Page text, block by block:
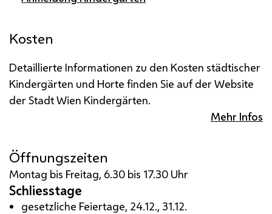
Kosten
Detaillierte Informationen zu den Kosten städtischer
Kindergärten und Horte finden Sie auf der Website
der Stadt Wien Kindergärten.
Mehr Infos
Öffnungszeiten
Montag bis Freitag, 6.30 bis 17.30 Uhr
Schliesstage
gesetzliche Feiertage, 24.12., 31.12.